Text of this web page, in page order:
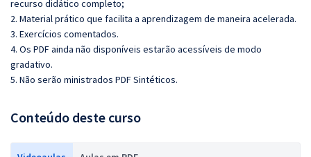
recurso didático completo;
2. Material prático que facilita a aprendizagem de maneira acelerada.
3. Exercícios comentados.
4. Os PDF ainda não disponíveis estarão acessíveis de modo
gradativo.
5. Não serão ministrados PDF Sintéticos.
Conteúdo deste curso